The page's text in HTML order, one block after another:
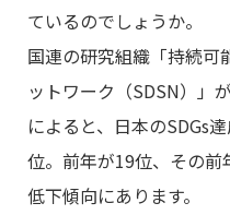
ているのでしょうか。
国連の研究組織「持続可
ットワーク（SDSN）」
によると、日本のSDGs
位。前年が19位、その
低下傾向にあります。